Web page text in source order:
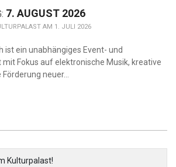
7. AUGUST 2026
AM 1. JULI 2026
ist ein unabhängiges Event- und
Fokus auf elektronische Musik, kreative
neuer…
Kulturpalast!